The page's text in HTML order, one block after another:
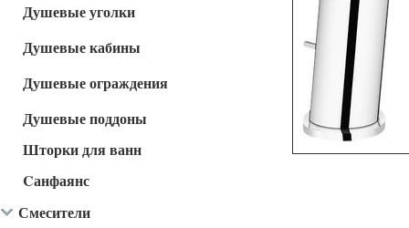
Душевые уголки
Душевые кабины
Душевые ограждения
Душевые поддоны
Шторки для ванн
Cанфаянс
Смесители